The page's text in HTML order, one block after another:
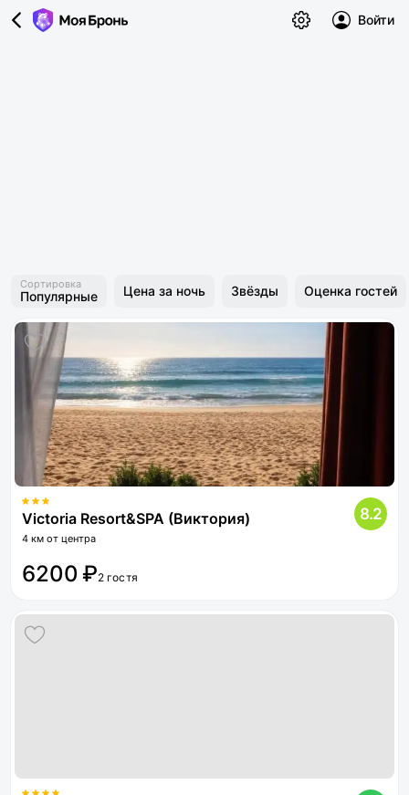
Войти
Сортировка
Популярные Цена за ночь Звёзды Оценка гостей
Victoria Resort&SPA (Виктория)
4 км от центра
8.2
6200 ₽2 гостя